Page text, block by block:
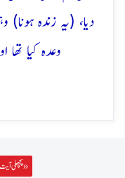
دیا، (یہ زندہ
وعدہ کیا تھا
پچھلی آیت »